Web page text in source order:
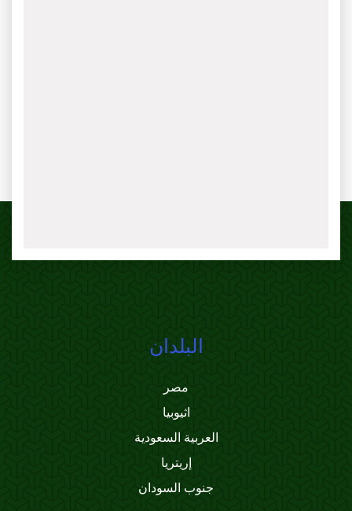
البلدان
مصر
اثيوبيا
العربية السعودية
إريتريا
جنوب السودان